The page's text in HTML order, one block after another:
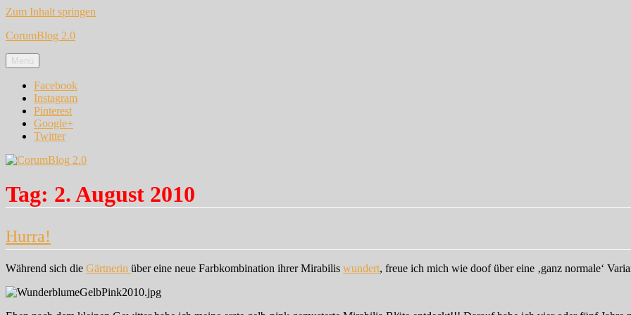
Zum Inhalt springen
CorumBlog 2.0
Menü
Facebook
Instagram
Pinterest
Google+
Twitter
Tag: 2. August 2010
Hurra!
Während sich die Gärtnerin über eine neue Farbkombination ihrer Mirabilis wundert, freue ich mich wie doof über eine ‚ganz normale‘